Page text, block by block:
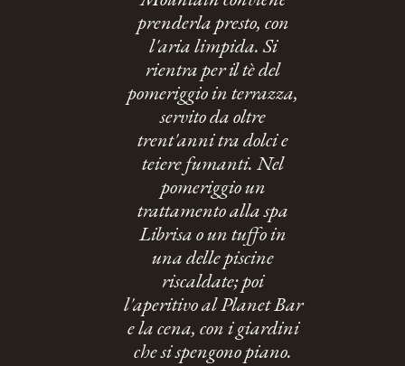
prenderla presto, con
l'aria limpida. Si
rientra per il tè del
pomeriggio in terrazza,
servito da oltre
trent'anni tra dolci e
teiere fumanti. Nel
pomeriggio un
trattamento alla spa
Librisa o un tuffo in
una delle piscine
riscaldate; poi
l'aperitivo al Planet Bar
e la cena, con i giardini
che si spengono piano.